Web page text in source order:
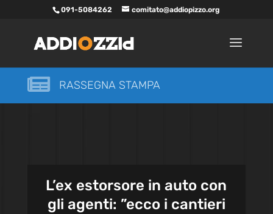
091-5084262 comitato@addiopizzo.org
 RASSEGNA STAMPA
L’ex estorsore in auto con
gli agenti: ”ecco i cantieri